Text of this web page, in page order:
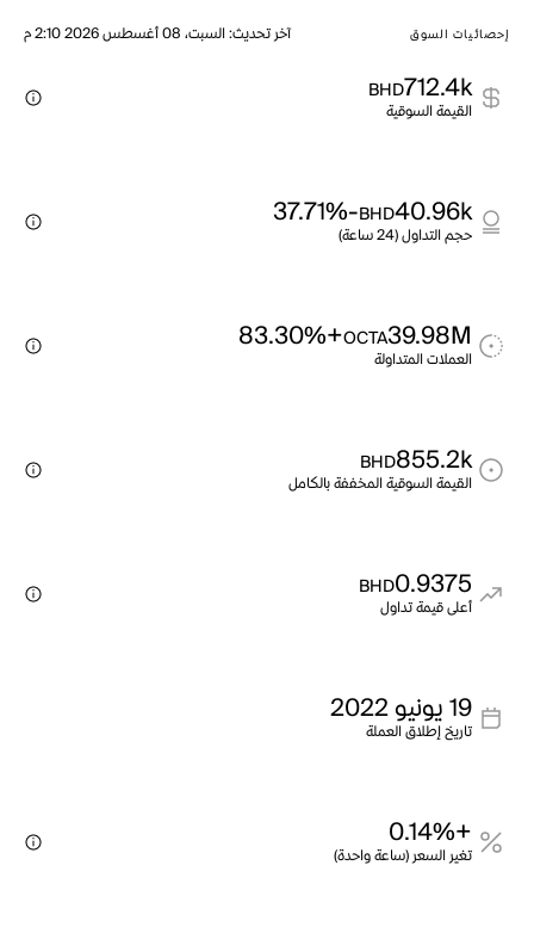
إحصائيات السوق آخر تحديث:السبت، 08 أغسطس 2026 2:10 م
712.4k
BHD
القيمة السوقية
40.96k
BHD
-37.71%
حجم التداول (24 ساعة)
39.98M
OCTA
+83.30%
العملات المتداولة
855.2k
BHD
القيمة السوقية المخففة بالكامل
0.9375
BHD
أعلى قيمة تداول
19 يونيو 2022
تاريخ إطلاق العملة
+0.14%
تغير السعر (ساعة واحدة)